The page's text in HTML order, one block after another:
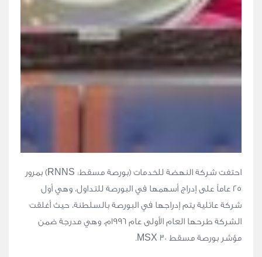
احتفت شركة النهضة للخدمات (بورصة مسقط: RNNS) بمرور
25 عاماً على إدراج أسهمها في البورصة للتداول، وهي أول
شركة عائلية يتم إدراجها في البورصة بالسلطنة، حيث أغلقت
الشركة طرحها العام الأولى عام 1996م، وهي مدرجة ضمن
مؤشر بورصة مسقط MSX 30.